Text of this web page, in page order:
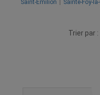
Saint-Émilion
Sainte-Foy-
Trier par :